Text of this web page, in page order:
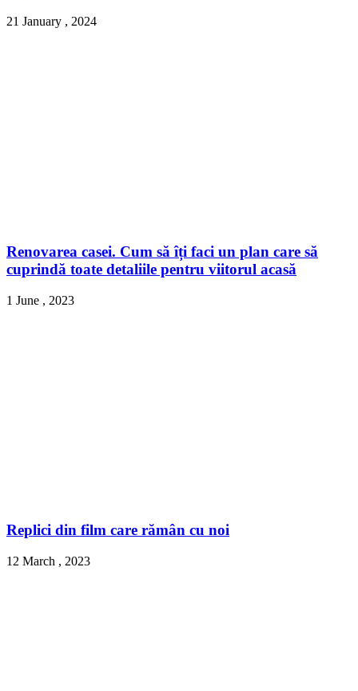
21 January , 2024
Renovarea casei. Cum să îți faci un plan care să
cuprindă toate detaliile pentru viitorul acasă
1 June , 2023
Replici din film care rămân cu noi
12 March , 2023